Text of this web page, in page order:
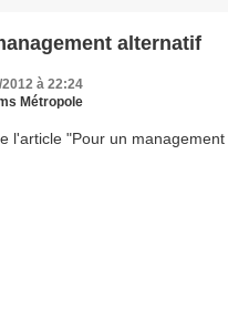
alternatif
à 22:24
Métropole